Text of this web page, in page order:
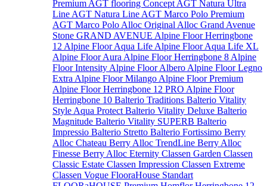
Premium AGT flooring Concept AGT Natura Ultra
Line AGT Natura Line AGT Marco Polo Premium
AGT Marco Polo Alloc Original Alloc Grand Avenue
Stone GRAND AVENUE Alpine Floor Herringbone
12 Alpine Floor Aqua Life Alpine Floor Aqua Life XL
Alpine Floor Aura Alpine Floor Herringbone 8 Alpine
Floor Intensity Alpine Floor Albero Alpine Floor Legno
Extra Alpine Floor Milango Alpine Floor Premium
Alpine Floor Herringbone 12 PRO Alpine Floor
Herringbone 10 Balterio Traditions Balterio Vitality
Style Aqua Protect Balterio Vitality Deluxe Balterio
Magnitude Balterio Vitality SUPERB Balterio
Impressio Balterio Stretto Balterio Fortissimo Berry
Alloc Chateau Berry Alloc TrendLine Berry Alloc
Finesse Berry Alloc Eternity Classen Garden Classen
Classic Estate Classen Impression Classen Extreme
Classen Vogue FlooraHouse Standart